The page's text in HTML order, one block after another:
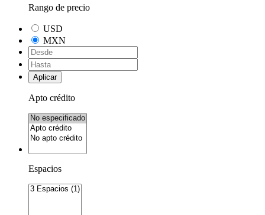
Rango de precio
USD
MXN
Aplicar
Apto crédito
Espacios